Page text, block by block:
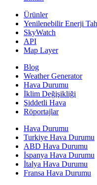
Ürünler
Yenilenebilir Enerji
SkyWatch
API
Map Layer
Blog
Weather Generator
Hava Durumu
İklim Değişikliği
Şiddetli Hava
Röportajlar
Hava Durumu
Turkiye Hava Durumu
ABD Hava Durumu
İspanya Hava Durumu
İtalya Hava Durumu
Fransa Hava Durumu